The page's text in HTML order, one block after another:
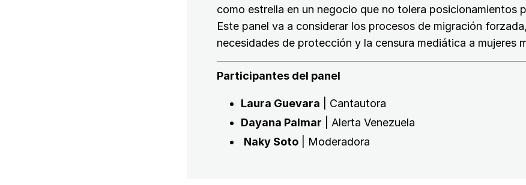
como estrella en un negocio que no tolera posicionamientos
Este panel va a considerar los procesos de migración
necesidades de protección y la censura mediática a mujeres
Participantes del panel
Laura Guevara | Cantautora
Dayana Palmar | Alerta Venezuela
Naky Soto| Moderadora